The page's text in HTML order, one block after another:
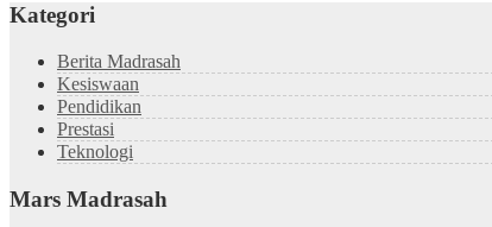
Kategori
Berita Madrasah
Kesiswaan
Pendidikan
Prestasi
Teknologi
Mars Madrasah